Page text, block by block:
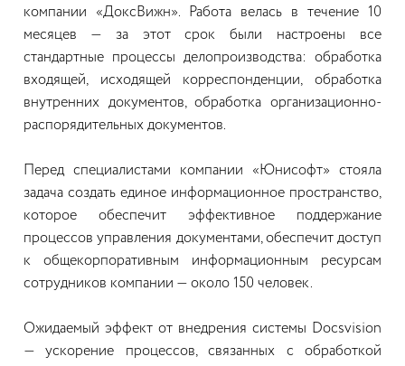
компании «ДоксВижн». Работа велась в течение 10
месяцев — за этот срок были настроены все
стандартные процессы делопроизводства: обработка
входящей, исходящей корреспонденции, обработка
внутренних документов, обработка организационно-
распорядительных документов.
Перед специалистами компании «Юнисофт» стояла
задача создать единое информационное пространство,
которое обеспечит эффективное поддержание
процессов управления документами, обеспечит доступ
к общекорпоративным информационным ресурсам
сотрудников компании — около 150 человек.
Ожидаемый эффект от внедрения системы Docsvision
— ускорение процессов, связанных с обработкой